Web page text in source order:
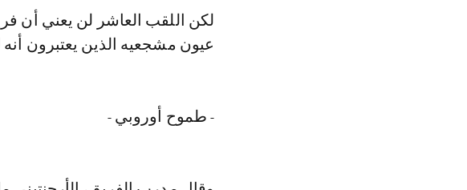
لكن اللقب العاشر لن يعني أن
عيون مشجعيه الذين يعتبرون
- طموح أوروبي -